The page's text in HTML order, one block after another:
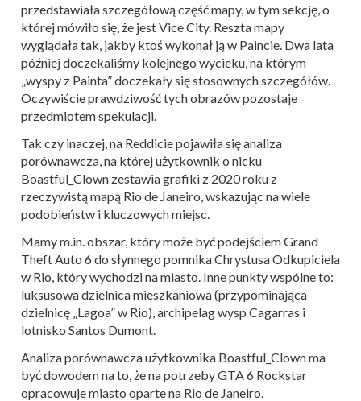
przedstawiała szczegółową część mapy, w tym sekcję, o
której mówiło się, że jest Vice City. Reszta mapy
wyglądała tak, jakby ktoś wykonał ją w Paincie. Dwa lata
później doczekaliśmy kolejnego wycieku, na którym
„wyspy z Painta” doczekały się stosownych szczegółów.
Oczywiście prawdziwość tych obrazów pozostaje
przedmiotem spekulacji.
Tak czy inaczej, na Reddicie pojawiła się analiza
porównawcza, na której użytkownik o nicku
Boastful_Clown zestawia grafiki z 2020 roku z
rzeczywistą mapą Rio de Janeiro, wskazując na wiele
podobieństw i kluczowych miejsc.
Mamy m.in. obszar, który może być podejściem Grand
Theft Auto 6 do słynnego pomnika Chrystusa Odkupiciela
w Rio, który wychodzi na miasto. Inne punkty wspólne to:
luksusowa dzielnica mieszkaniowa (przypominająca
dzielnicę „Lagoa” w Rio), archipelag wysp Cagarras i
lotnisko Santos Dumont.
Analiza porównawcza użytkownika Boastful_Clown ma
być dowodem na to, że na potrzeby GTA 6 Rockstar
opracowuje miasto oparte na Rio de Janeiro.